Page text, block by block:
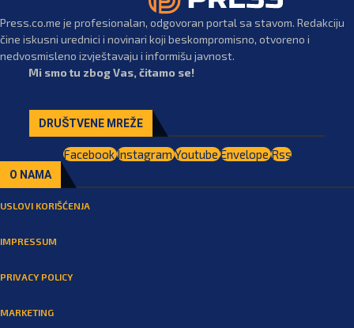
Press.co.me je profesionalan, odgovoran portal sa stavom. Redakciju
čine iskusni urednici i novinari koji beskompromisno, otvoreno i
nedvosmisleno izvještavaju i informišu javnost.
Mi smo tu zbog Vas, čitamo se!
DRUŠTVENE MREŽE
FacebookInstagramYoutubeEnvelopeRss
O NAMA
USLOVI KORIŠĆENJA
IMPRESSUM
PRIVACY POLICY
MARKETING